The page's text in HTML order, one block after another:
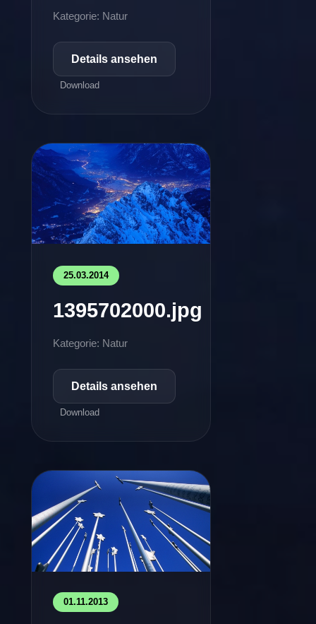
Kategorie: Natur
Details ansehen
Download
25.03.2014
1395702000.jpg
Kategorie: Natur
Details ansehen
Download
01.11.2013